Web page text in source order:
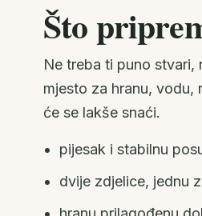
Što
Ne treba ti puno
mjesto za hranu, vodu,
će se lakše snaći.
pijesak i stabilnu
dvije zdjelice, jednu